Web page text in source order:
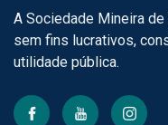
A Sociedade Mineira
sem fins lucrativos,
utilidade pública.